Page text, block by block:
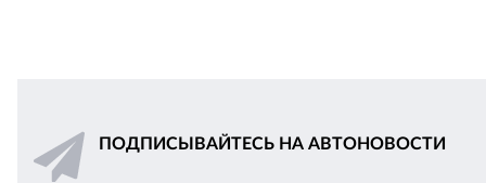
ПОДПИСЫВАЙТЕСЬ НА АВТОНОВОСТИ